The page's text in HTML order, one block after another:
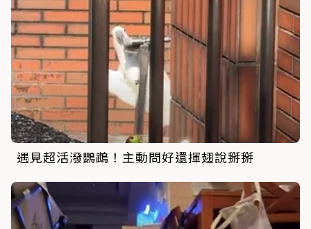
遇見超活潑鸚鵡！主動問好還揮翅說掰掰